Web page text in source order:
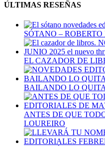
ÚLTIMAS RESEÑAS
SÓTANO –
EL CAZADOR DE
BAILANDO LO
ANTES DE QUE
LOUREIRO